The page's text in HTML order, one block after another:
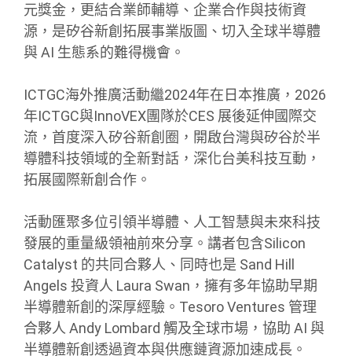
元獎金，更結合業師輔導、企業合作與技術資
源，是矽谷新創拓展事業版圖、切入全球半導體
與 AI 生態系的難得機會。
ICTGC海外推廣活動繼2024年在日本推廣，2026
年ICTGC與InnoVEX團隊於CES 展後延伸國際交
流，首度深入矽谷新創圈，開啟台灣與矽谷於半
導體科技領域的全新對話，深化台美科技互動，
拓展國際新創合作。
活動匯聚多位引領半導體、人工智慧與未來科技
發展的重量級領袖前來分享。講者包含Silicon
Catalyst 的共同合夥人、同時也是 Sand Hill
Angels 投資人 Laura Swan，擁有多年協助早期
半導體新創的深厚經驗。Tesoro Ventures 管理
合夥人 Andy Lombard 觸及全球市場，協助 AI 與
半導體新創透過資本與供應鏈資源加速成長。